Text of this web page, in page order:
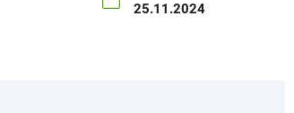
25.11.2024